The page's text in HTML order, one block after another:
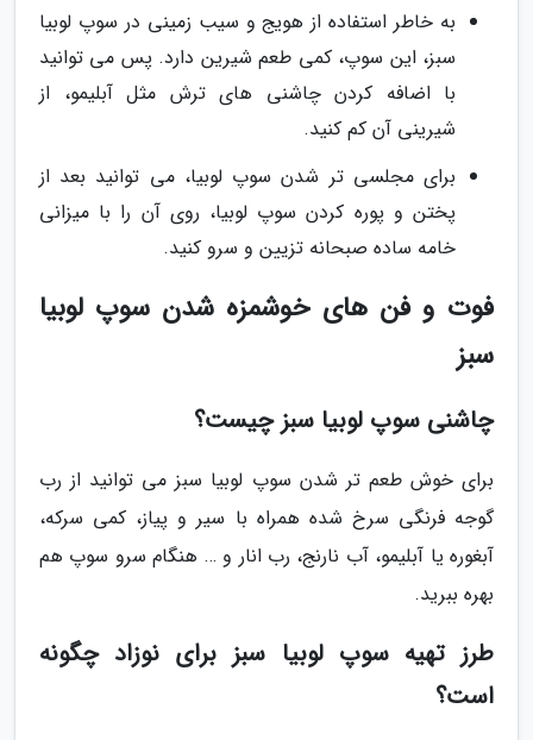
به خاطر استفاده از هویج و سیب زمینی در سوپ لوبیا
سبز، این سوپ، کمی طعم شیرین دارد. پس می توانید
با اضافه کردن چاشنی های ترش مثل آبلیمو، از
شیرینی آن کم کنید.
برای مجلسی تر شدن سوپ لوبیا، می توانید بعد از
پختن و پوره کردن سوپ لوبیا، روی آن را با میزانی
خامه ساده صبحانه تزیین و سرو کنید.
فوت و فن های خوشمزه شدن سوپ لوبیا
سبز
چاشنی سوپ لوبیا سبز چیست؟
برای خوش طعم تر شدن سوپ لوبیا سبز می توانید از رب
گوجه فرنگی سرخ شده همراه با سیر و پیاز، کمی سرکه،
آبغوره یا آبلیمو، آب نارنج، رب انار و … هنگام سرو سوپ هم
بهره ببرید.
طرز تهیه سوپ لوبیا سبز برای نوزاد چگونه
است؟